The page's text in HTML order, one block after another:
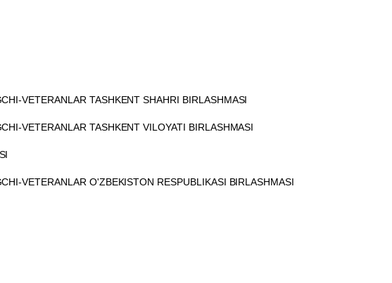
VETERANLAR TASHKENT SHAHRI BIRLASHMASI
VETERANLAR TASHKENT VILOYATI BIRLASHMASI
VETERANLAR O'ZBEKISTON RESPUBLIKASI BIRLASHMASI